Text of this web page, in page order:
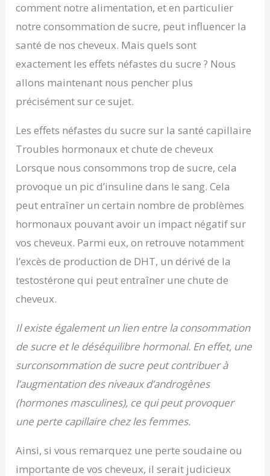
comment notre alimentation, et en particulier
notre consommation de sucre, peut influencer la
santé de nos cheveux. Mais quels sont
exactement les effets néfastes du sucre ? Nous
allons maintenant nous pencher plus
précisément sur ce sujet.
Les effets néfastes du sucre sur la santé capillaire
Troubles hormonaux et chute de cheveux
Lorsque nous consommons trop de sucre, cela
provoque un pic d’insuline dans le sang. Cela
peut entraîner un certain nombre de problèmes
hormonaux pouvant avoir un impact négatif sur
vos cheveux. Parmi eux, on retrouve notamment
l’excès de production de DHT, un dérivé de la
testostérone qui peut entraîner une chute de
cheveux.
Il existe également un lien entre la consommation
de sucre et le déséquilibre hormonal. En effet, une
surconsommation de sucre peut contribuer à
l’augmentation des niveaux d’androgènes
(hormones masculines), ce qui peut provoquer
une perte capillaire chez les femmes.
Ainsi, si vous remarquez une perte soudaine ou
importante de vos cheveux, il serait judicieux